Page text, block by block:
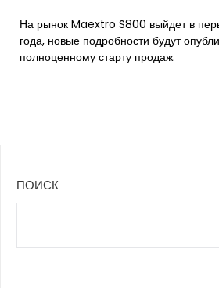
На рынок Maextro S800 выйдет в
года, новые подробности будут
полноценному старту продаж.
ПОИСК